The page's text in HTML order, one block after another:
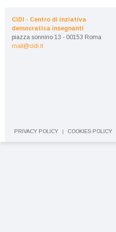
CIDI - Centro di inziativa
democratica insegnanti
piazza sonnino 13 - 00153 Roma
mail@cidi.it
PRIVACY POLICY COOKIES POLICY